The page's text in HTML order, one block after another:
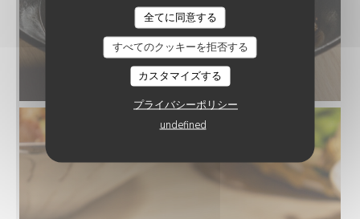
全てに同意する
すべてのクッキーを拒否する
カスタマイズする
プライバシーポリシー
undefined
円爾うどん ENNI UDON